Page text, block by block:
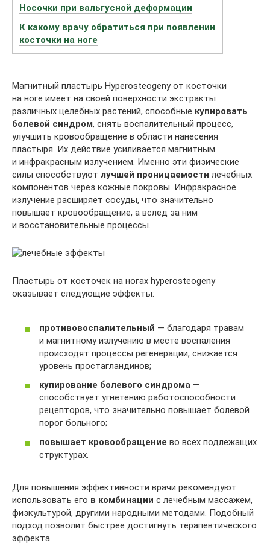
Носочки при вальгусной деформации
К какому врачу обратиться при появлении
косточки на ноге
Магнитный пластырь Hyperosteogeny от косточки
на ноге имеет на своей поверхности экстракты
различных целебных растений, способные купировать
болевой синдром, снять воспалительный процесс,
улучшить кровообращение в области нанесения
пластыря. Их действие усиливается магнитным
и инфракрасным излучением. Именно эти физические
силы способствуют лучшей проницаемости лечебных
компонентов через кожные покровы. Инфракрасное
излучение расширяет сосуды, что значительно
повышает кровообращение, а вслед за ним
и восстановительные процессы.
Пластырь от косточек на ногах hyperosteogeny
оказывает следующие эффекты:
противовоспалительный — благодаря травам
и магнитному излучению в месте воспаления
происходят процессы регенерации, снижается
уровень простагландинов;
купирование болевого синдрома —
способствует угнетению работоспособности
рецепторов, что значительно повышает болевой
порог больного;
повышает кровообращение во всех подлежащих
структурах.
Для повышения эффективности врачи рекомендуют
использовать его в комбинации с лечебным массажем,
физкультурой, другими народными методами. Подобный
подход позволит быстрее достигнуть терапевтического
эффекта.